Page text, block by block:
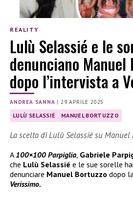
REALITY
Lulù Selassié e le
denunciano Manuel
dopo l’intervista a
ANDREA SANNA |29 APRILE 2025
LULÙ SELASSIÉ MANUEL BORTUZZO
La scelta di Lulù Selassié su Manuel
A 100×100 Parpiglia Gabriele
che Lulù Selassié e le sue sorelle
denunciare Manuel Bortuzzo dopo
Verissimo.